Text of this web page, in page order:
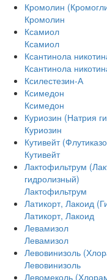
Кромолин
Кромолин
Ксамиол
Ксамиол
Ксантинола
Ксантинола
Ксилестезин-А
Ксимедон
Ксимедон
Куриозин (Натрия
Куриозин
Кутивейт
Кутивейт
Лактофильтрум
гидролизный)
Лактофильтрум
Латикорт, Лакоид
Латикорт, Лакоид
Левамизол
Левамизол
Левовинизоль
Левовинизоль
Левомеколь